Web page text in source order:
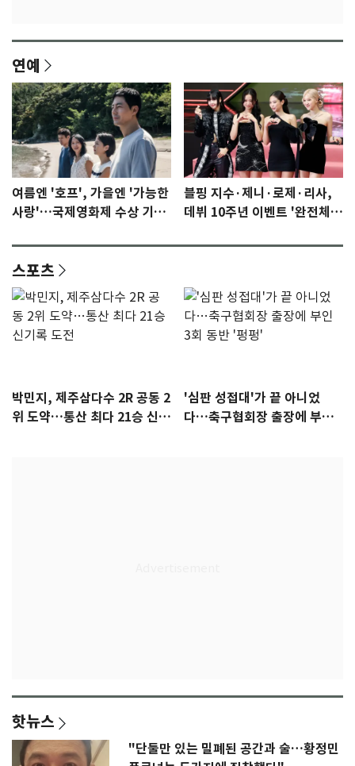
연예
여름엔 '호프', 가을엔 '가능한
사랑'…국제영화제 수상 기대
블핑 지수·제니·로제·리사,
데뷔 10주년 이벤트 '완전체'
스포츠
박민지, 제주삼다수 2R 공동 2
위 도약…통산 최다 21승 신기
'심판 성접대'가 끝 아니었
다…축구협회장 출장에 부인
핫뉴스
"단둘만 있는 밀폐된 공간과 술…황정민